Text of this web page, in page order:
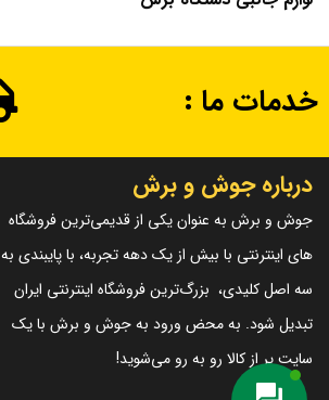
پودر تیزکن تنگستن تیزان
سیستمهای آب خنک
تسترهای شیمیائی آلیاژهای
استینلس استیل
خمیر محافظ پشت جوش Purging
Paste
ژل محافظ تورچ جوشکاری
MIG/MAG
خدمات ما :
درباره جوش و برش
جوش و برش به عنوان یکی از قدیمی‌ترین فروشگاه
های اینترنتی با بیش از یک دهه تجربه، با پایبندی به
سه اصل کلیدی، بزرگ‌ترین فروشگاه اینترنتی ایران
تبدیل شود. به محض ورود به جوش و برش با یک
سایت پر از کالا رو به رو می‌شوید!